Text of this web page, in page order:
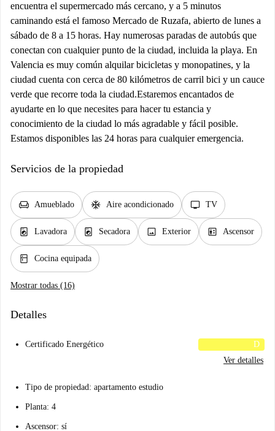
encuentra el supermercado más cercano, y a 5 minutos
caminando está el famoso Mercado de Ruzafa, abierto de lunes a
sábado de 8 a 15 horas. Hay numerosas paradas de autobús que
conectan con cualquier punto de la ciudad, incluida la playa. En
Valencia es muy común alquilar bicicletas y monopatines, y la
ciudad cuenta con cerca de 80 kilómetros de carril bici y un cauce
verde que recorre toda la ciudad. ​ Estaremos encantados de
ayudarte en lo que necesites para hacer tu estancia y
conocimiento de la ciudad lo más agradable y fácil posible.
Estamos disponibles las 24 horas para cualquier emergencia.
Servicios de la propiedad
chair Amueblado ac_unit Aire acondicionado tv TV
local_laundry_service Lavadora local_laundry_service Secadora image Exterior elevator Ascensor
kitchen Cocina equipada
Mostrar todas (16)
Detalles
Certificado Energético
D
Ver detalles
Tipo de propiedad: apartamento estudio
Planta: 4
Ascensor: sí